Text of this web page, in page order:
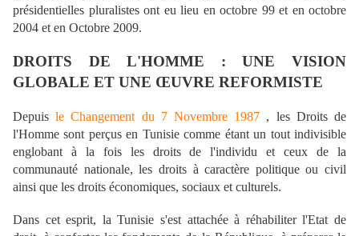
présidentielles pluralistes ont eu lieu en octobre 99 et en octobre
2004 et en Octobre 2009.
DROITS DE L'HOMME : UNE VISION
GLOBALE ET UNE ŒUVRE REFORMISTE
Depuisle Changement du 7 Novembre 1987 , les Droits de
l'Homme sont perçus en Tunisie comme étant un tout indivisible
englobant à la fois les droits de l'individu et ceux de la
communauté nationale, les droits à caractère politique ou civil
ainsi que les droits économiques, sociaux et culturels.
Dans cet esprit, la Tunisie s'est attachée à réhabiliter l'Etat de